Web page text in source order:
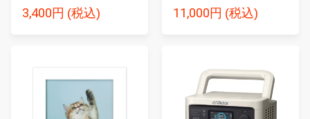
3,400円 (税込) 11,000円 (税込)